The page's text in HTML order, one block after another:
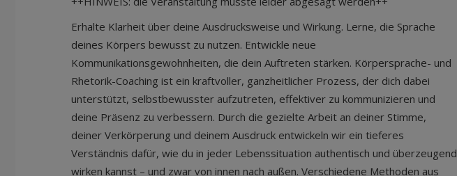
Erhalte Klarheit über deine Ausdrucksweise und Wirkung. Lerne, die Sprache
deines Körpers bewusst zu nutzen. Entwickle neue
Kommunikationsgewohnheiten, die dein Auftreten stärken. Körpersprache- und
Rhetorik-Coaching ist ein kraftvoller, ganzheitlicher Prozess, der dich dabei
unterstützt, selbstbewusster aufzutreten, effektiver zu kommunizieren und
deine Präsenz zu verbessern. Durch die gezielte Arbeit an deiner Stimme,
deiner Verkörperung und deinem Ausdruck entwickeln wir ein tieferes
Verständnis dafür, wie du in jeder Lebenssituation authentisch und überzeugend
wirken kannst – und zwar von innen nach außen. Verschiedene Methoden aus